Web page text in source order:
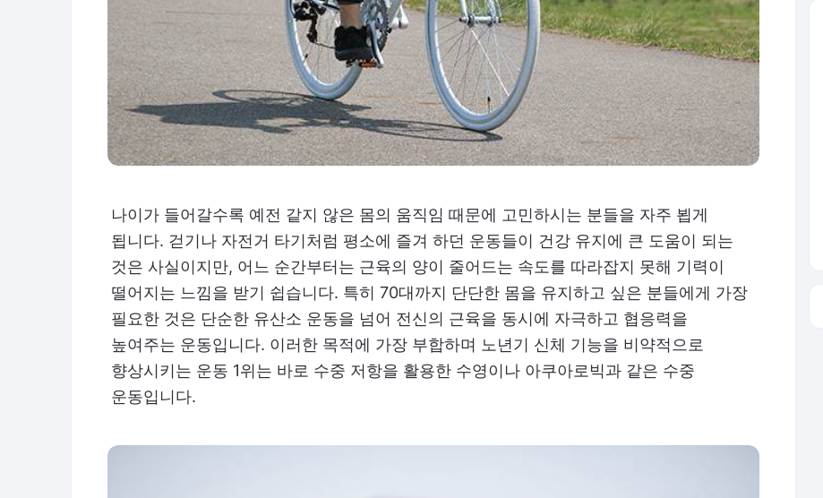
나이가 들어갈수록 예전 같지 않은 몸의 움직임 때문에 고민하시는 분들을 자주 뵙게
됩니다. 걷기나 자전거 타기처럼 평소에 즐겨 하던 운동들이 건강 유지에 큰 도움이 되는
것은 사실이지만, 어느 순간부터는 근육의 양이 줄어드는 속도를 따라잡지 못해 기력이
떨어지는 느낌을 받기 쉽습니다. 특히 70대까지 단단한 몸을 유지하고 싶은 분들에게 가장
필요한 것은 단순한 유산소 운동을 넘어 전신의 근육을 동시에 자극하고 협응력을
높여주는 운동입니다. 이러한 목적에 가장 부합하며 노년기 신체 기능을 비약적으로
향상시키는 운동 1위는 바로 수중 저항을 활용한 수영이나 아쿠아로빅과 같은 수중
운동입니다.